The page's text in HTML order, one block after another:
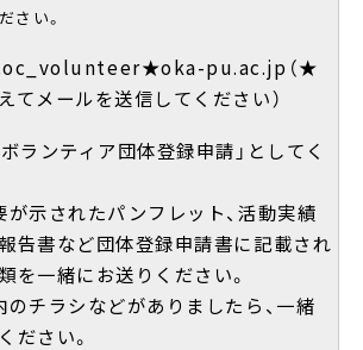
さい。
pu.ac.jp（★
てメールを送信してください）
ボランティア団体登録申請」としてく
が示されたパンフレット、活動実績
告書など団体登録申請書に記載され
を一緒にお送りください。
のチラシなどがありましたら、一緒
ださい。